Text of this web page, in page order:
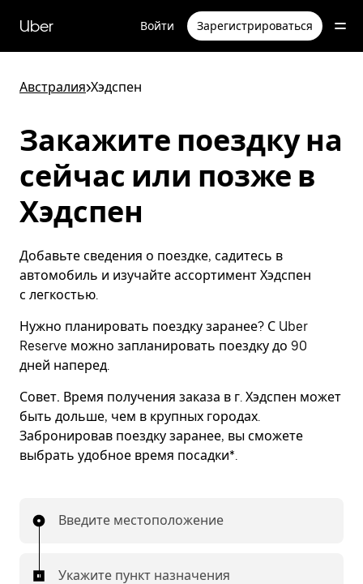
перейти
к
Uber Войти Зарегистрироваться
Австралия>Хэдспен
Закажите поездку на
сейчас или позже в
Хэдспен
Добавьте сведения о поездке, садитесь в
автомобиль и изучайте ассортимент Хэдспен
с легкостью.
Нужно планировать поездку заранее? С Uber
Reserve можно запланировать поездку до 90
дней наперед.
Совет. Время получения заказа в г. Хэдспен может
быть дольше, чем в крупных городах.
Забронировав поездку заранее, вы сможете
выбрать удобное время посадки*.
Введите местоположение
Укажите пункт назначения